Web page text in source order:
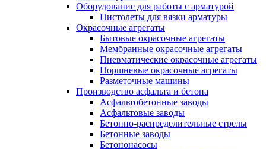
Оборудование для работы с арматурой
Пистолеты для вязки арматуры
Окрасочные агрегаты
Бытовые окрасочные агрегаты
Мембранные окрасочные агрегаты
Пневматические окрасочные агрегаты
Поршневые окрасочные агрегаты
Разметочные машины
Производство асфальта и бетона
Асфальтобетонные заводы
Асфальтовые заводы
Бетонно-распределительные стрелы
Бетонные заводы
Бетононасосы